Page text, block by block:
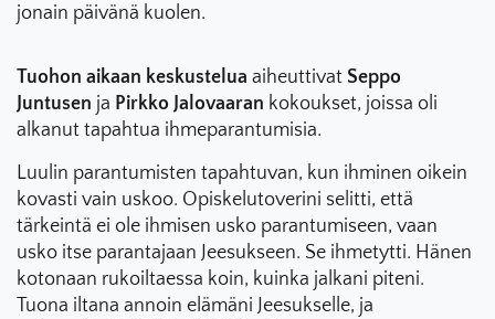
jonain päivänä kuolen.
Tuohon aikaan keskustelua aiheuttivat Seppo
Juntusen ja Pirkko Jalovaaran kokoukset, joissa oli
alkanut tapahtua ihmeparantumisia.
Luulin parantumisten tapahtuvan, kun ihminen oikein
kovasti vain uskoo. Opiskelutoverini selitti, että
tärkeintä ei ole ihmisen usko parantumiseen, vaan
usko itse parantajaan Jeesukseen. Se ihmetytti. Hänen
kotonaan rukoiltaessa koin, kuinka jalkani piteni.
Tuona iltana annoin elämäni Jeesukselle, ja